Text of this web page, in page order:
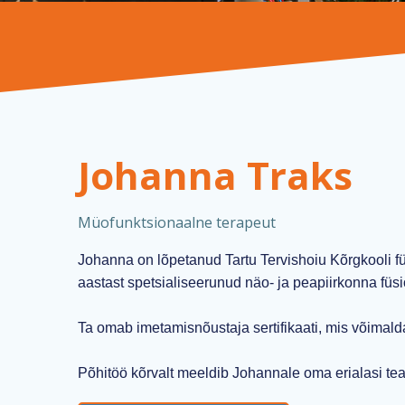
Johanna Traks
Müofunktsionaalne terapeut
Johanna on lõpetanud Tartu Tervishoiu Kõrgkooli
aastast spetsialiseerunud näo- ja peapiirkonna
Ta omab imetamisnõustaja sertifikaati, mis
Põhitöö kõrvalt meeldib Johannale oma erialasi